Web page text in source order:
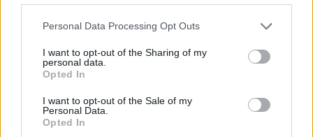
Please note that this website/app uses one or more Google
not limited to your visit or usage behaviour. You may click to
grant or deny consent to Google and its third-party tags to
use your data for below specified purposes in below Google
consent section.
Personal Data Processing Opt Outs
I want to opt-out of the Sharing of my
personal data.
Opted In
I want to opt-out of the Sale of my
Personal Data.
Opted In